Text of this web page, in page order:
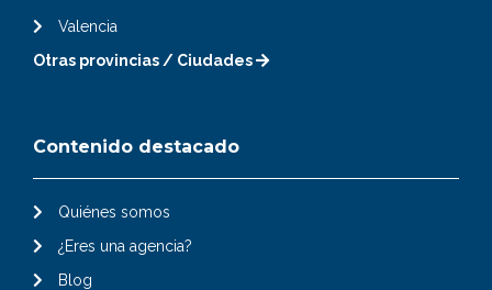
Valencia
Otras provincias / Ciudades
Contenido destacado
Quiénes somos
¿Eres una agencia?
Blog